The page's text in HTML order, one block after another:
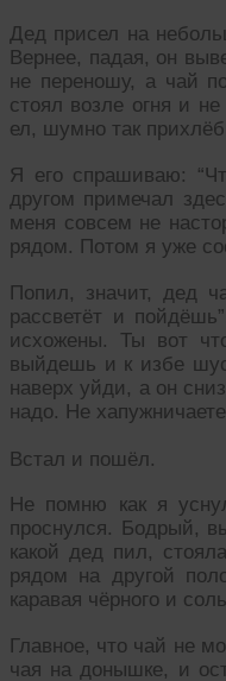
Дед присел на
Вернее, падая, он
не переношу, а чай
стоял возле огня и
ел, шумно так
Я его спрашиваю:
другом примечал
меня совсем не
рядом. Потом я уже
Попил, значит, дед
рассветёт и
исхожены. Ты вот
выйдешь и к избе
наверх уйди, а он
надо. Не
Встал и пошёл.
Не помню как я
проснулся. Бодрый,
какой дед пил,
рядом на другой
каравая чёрного и
Главное, что чай не
чая на донышке, и